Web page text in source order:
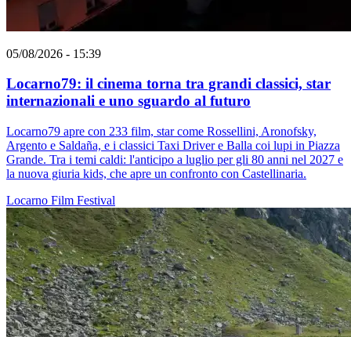
05/08/2026 - 15:39
Locarno79: il cinema torna tra grandi classici, star
internazionali e uno sguardo al futuro
Locarno79 apre con 233 film, star come Rossellini, Aronofsky,
Argento e Saldaña, e i classici Taxi Driver e Balla coi lupi in Piazza
Grande. Tra i temi caldi: l'anticipo a luglio per gli 80 anni nel 2027 e
la nuova giuria kids, che apre un confronto con Castellinaria.
Locarno Film Festival